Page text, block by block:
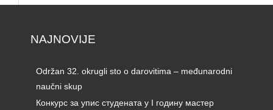
NAJNOVIJE
Održan 32. okrugli sto o darovitima – međunarodni
naučni skup
Конкурс за упис студената у I годину мастер